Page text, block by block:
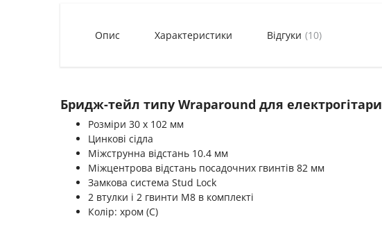
Опис Характеристики Відгуки (10)
Бридж-тейл типу Wraparound для електрогітари
Розміри 30 х 102 мм
Цинкові сідла
Міжструнна відстань 10.4 мм
Міжцентрова відстань посадочних гвинтів 82 мм
Замкова система Stud Lock
2 втулки і 2 гвинти М8 в комплекті
Колір: хром (С)